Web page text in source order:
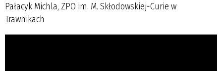
Pałacyk Michla, ZPO im. M. Skłodowskiej-Curie w
Trawnikach